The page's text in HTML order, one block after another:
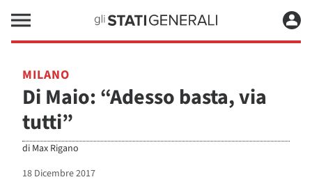
MILANO
Di Maio: “Adesso basta, via
tutti”
di Max Rigano
18 Dicembre 2017